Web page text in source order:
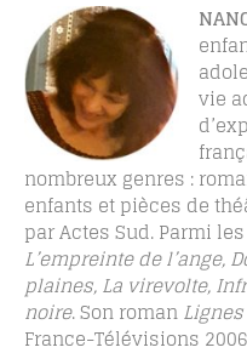
vie
nombreux genres :
enfants et pièces de
par Actes Sud. Parmi
L’empreinte de l’ange,
plaines, La virevolte,
noire. Son roman
France-Télévisions